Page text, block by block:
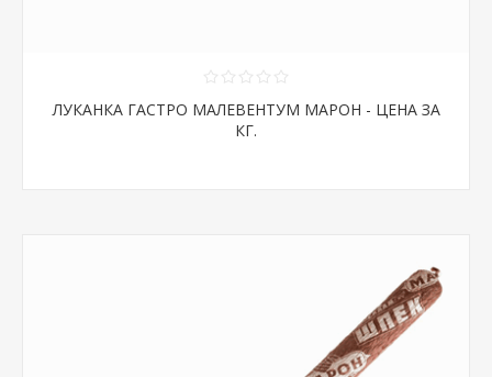
ЛУКАНКА ГАСТРО МАЛЕВЕНТУМ МАРОН - ЦЕНА ЗА
КГ.